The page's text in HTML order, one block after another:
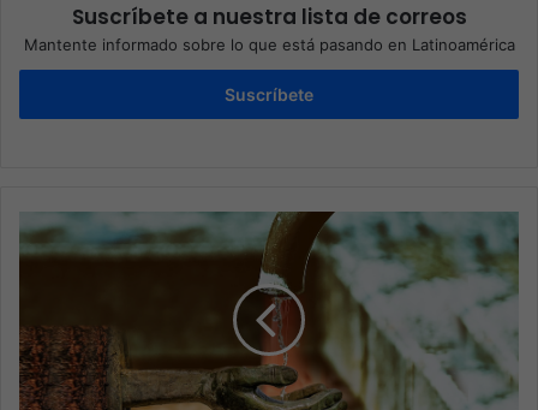
Suscríbete a nuestra lista de correos
Mantente informado sobre lo que está pasando en Latinoamérica
Suscríbete